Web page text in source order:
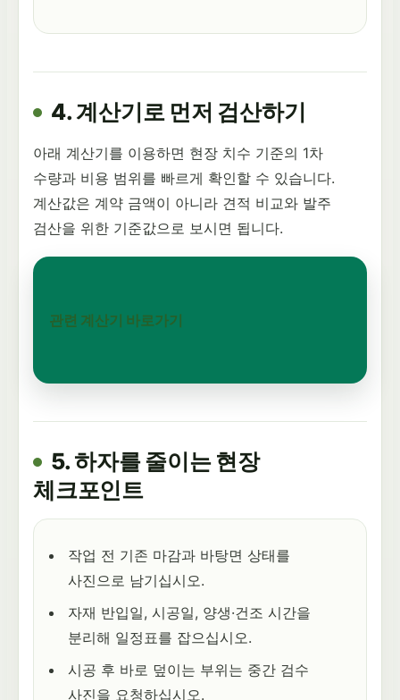
4. 계산기로 먼저 검산하기
아래 계산기를 이용하면 현장 치수 기준의 1차
수량과 비용 범위를 빠르게 확인할 수 있습니다.
계산값은 계약 금액이 아니라 견적 비교와 발주
검산을 위한 기준값으로 보시면 됩니다.
관련 계산기 바로가기
5. 하자를 줄이는 현장
체크포인트
작업 전 기존 마감과 바탕면 상태를
사진으로 남기십시오.
자재 반입일, 시공일, 양생·건조 시간을
분리해 일정표를 잡으십시오.
시공 후 바로 덮이는 부위는 중간 검수
사진을 요청하십시오.